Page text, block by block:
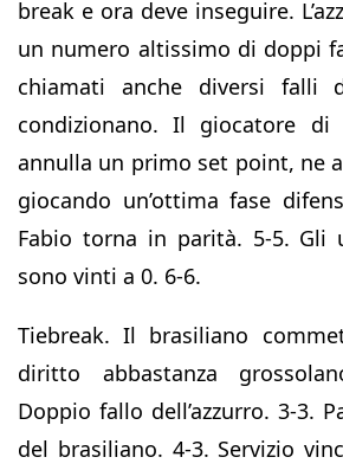
break e ora deve inseguire.
un numero altissimo di doppi
chiamati anche diversi falli
condizionano. Il giocatore di
annulla un primo set point, ne
giocando un’ottima fase
Fabio torna in parità. 5-5. Gli
sono vinti a 0. 6-6.
Tiebreak. Il brasiliano
diritto abbastanza
Doppio fallo dell’azzurro. 3-3.
del brasiliano. 4-3. Servizio